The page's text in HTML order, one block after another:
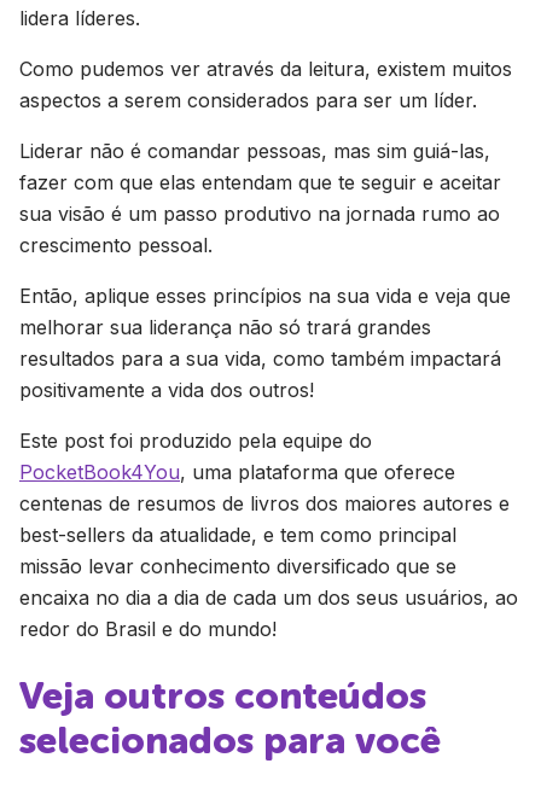
lidera líderes.
Como pudemos ver através da leitura, existem muitos
aspectos a serem considerados para ser um líder.
Liderar não é comandar pessoas, mas sim guiá-las,
fazer com que elas entendam que te seguir e aceitar
sua visão é um passo produtivo na jornada rumo ao
crescimento pessoal.
Então, aplique esses princípios na sua vida e veja que
melhorar sua liderança não só trará grandes
resultados para a sua vida, como também impactará
positivamente a vida dos outros!
Este post foi produzido pela equipe do
PocketBook4You, uma plataforma que oferece
centenas de resumos de livros dos maiores autores e
best-sellers da atualidade, e tem como principal
missão levar conhecimento diversificado que se
encaixa no dia a dia de cada um dos seus usuários, ao
redor do Brasil e do mundo!
Veja outros conteúdos
selecionados para você